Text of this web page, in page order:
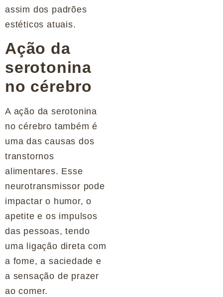
assim dos padrões
estéticos atuais.
Ação da
serotonina
no cérebro
A ação da serotonina
no cérebro também é
uma das causas dos
transtornos
alimentares. Esse
neurotransmissor pode
impactar o humor, o
apetite e os impulsos
das pessoas, tendo
uma ligação direta com
a fome, a saciedade e
a sensação de prazer
ao comer.